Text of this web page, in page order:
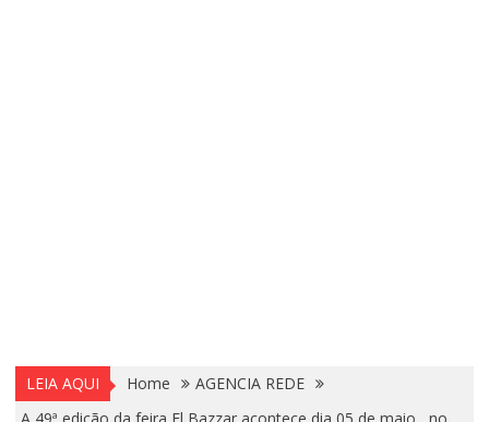
LEIA AQUI Home
AGENCIA REDE